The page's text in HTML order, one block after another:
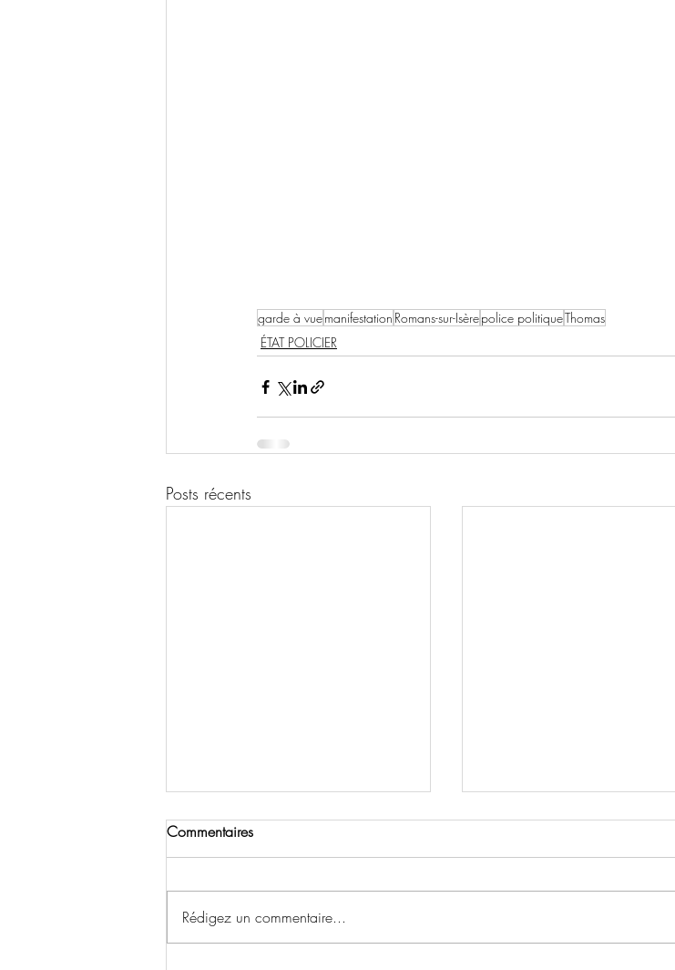
garde à vuemanifestation Romans-sur-Isèrepolice politiqueThomas
ÉTAT POLICIER
Posts récents
Commentaires
Rédigez un commentaire...